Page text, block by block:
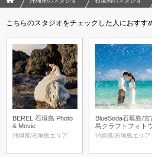
こちらのスタジオをチェックした人におすす
BEREL 石垣島 Photo
& Movie
沖縄県/石垣島エリア
BlueSoda石垣島/宮
島クラフトフォト
ディング
沖縄県/石垣島エリア